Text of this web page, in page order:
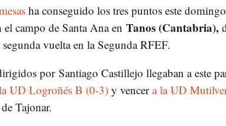
ha conseguido los tres puntos este
el campo de Santa Ana en Tanos (Cantabria),
vuelta en la Segunda RFEF.
por Santiago Castillejo llegaban a este
UD Logroñés B (0-3) y vencera la UD
Tajonar.